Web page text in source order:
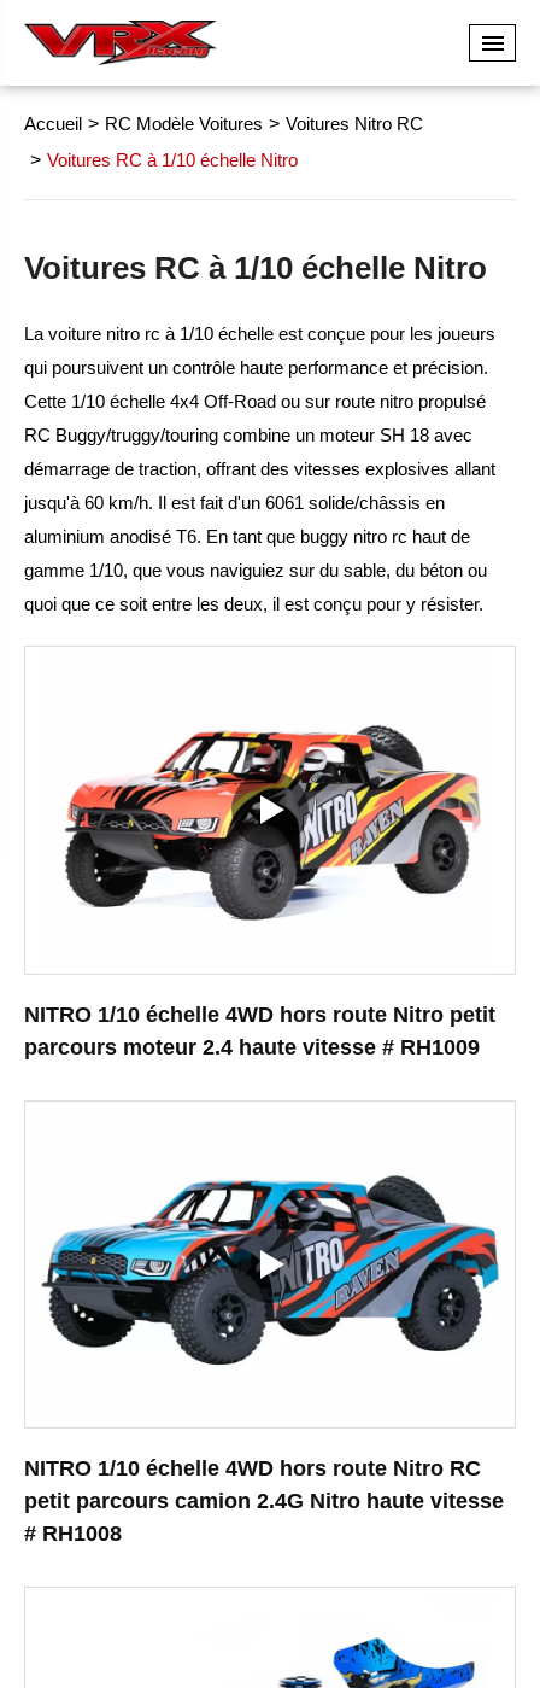
Accueil RC Modèle Voitures
Voitures Nitro RC
Voitures RC à 1/10 échelle Nitro
Voitures RC à 1/10 échelle Nitro
La voiture nitro rc à 1/10 échelle est conçue pour les joueurs
qui poursuivent un contrôle haute performance et précision.
Cette 1/10 échelle 4x4 Off-Road ou sur route nitro propulsé
RC Buggy/truggy/touring combine un moteur SH 18 avec
démarrage de traction, offrant des vitesses explosives allant
jusqu'à 60 km/h. Il est fait d'un 6061 solide/châssis en
aluminium anodisé T6. En tant que buggy nitro rc haut de
gamme 1/10, que vous naviguiez sur du sable, du béton ou
quoi que ce soit entre les deux, il est conçu pour y résister.
NITRO 1/10 échelle 4WD hors route Nitro petit
parcours moteur 2.4 haute vitesse # RH1009
NITRO 1/10 échelle 4WD hors route Nitro RC
petit parcours camion 2.4G Nitro haute vitesse
# RH1008